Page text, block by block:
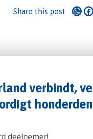
Share this post
verbindt,
deelnemer!